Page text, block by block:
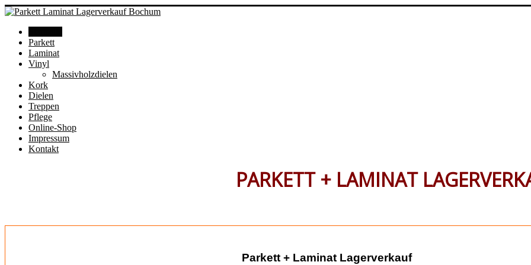
Parkett
Laminat
Vinyl
Massivholzdielen
Kork
Dielen
Treppen
Pflege
Online-Shop
Impressum
Kontakt
PARKETT + LAMINAT
Parkett + Laminat Lagerverkauf